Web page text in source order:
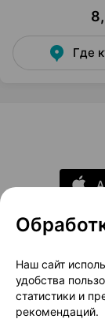
Где
Наш сайт
удобства
статистики и
рекомендаций.